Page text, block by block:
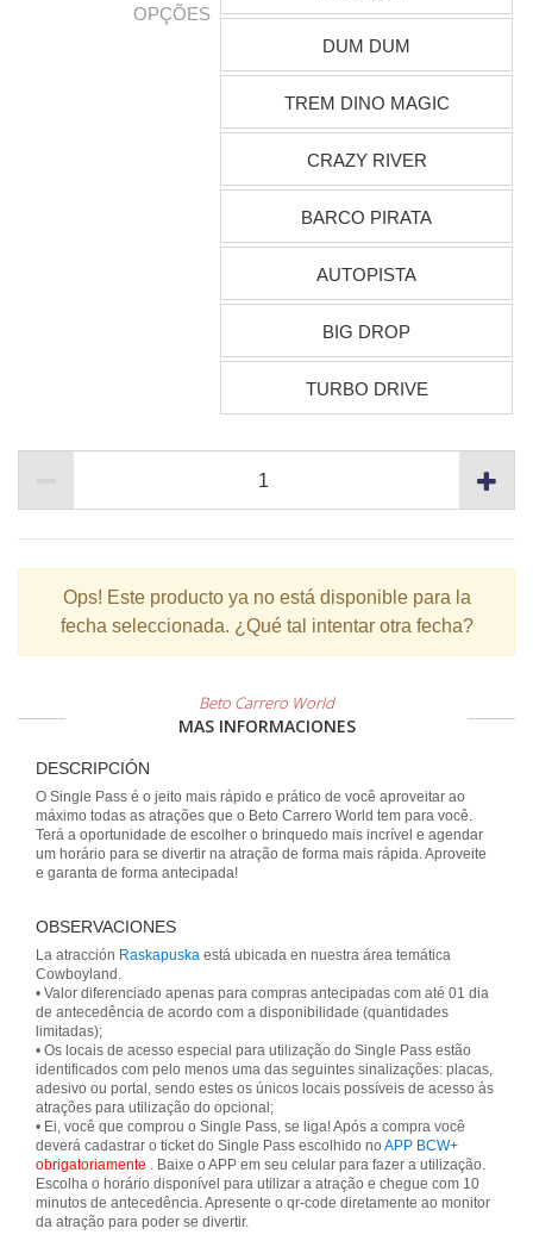
OPÇÕES
DUM DUM
TREM DINO MAGIC
CRAZY RIVER
BARCO PIRATA
AUTOPISTA
BIG DROP
TURBO DRIVE
Ops! Este producto ya no está disponible para la
fecha seleccionada. ¿Qué tal intentar otra fecha?
Beto Carrero World
MAS INFORMACIONES
DESCRIPCIÓN
O Single Pass é o jeito mais rápido e prático de você aproveitar ao
máximo todas as atrações que o Beto Carrero World tem para você.
Terá a oportunidade de escolher o brinquedo mais incrível e agendar
um horário para se divertir na atração de forma mais rápida. Aproveite
e garanta de forma antecipada!
OBSERVACIONES
La atracción Raskapuska está ubicada en nuestra área temática
Cowboyland.
• Valor diferenciado apenas para compras antecipadas com até 01 dia
de antecedência de acordo com a disponibilidade (quantidades
limitadas);
• Os locais de acesso especial para utilização do Single Pass estão
identificados com pelo menos uma das seguintes sinalizações: placas,
adesivo ou portal, sendo estes os únicos locais possíveis de acesso às
atrações para utilização do opcional;
• Ei, você que comprou o Single Pass, se liga! Após a compra você
deverá cadastrar o ticket do Single Pass escolhido no APP BCW+
obrigatoriamente . Baixe o APP em seu celular para fazer a utilização.
Escolha o horário disponível para utilizar a atração e chegue com 10
minutos de antecedência. Apresente o qr-code diretamente ao monitor
da atração para poder se divertir.